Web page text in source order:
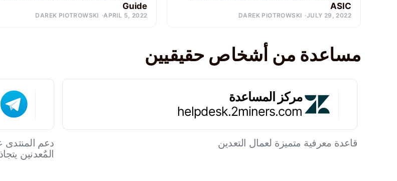
ASIC
JULY 29, 2022
DAREK PIOTROWSKI
Guide
APRIL 5, 2022
DAREK PIOTROWSKI
مساعدة من أشخاص حقيقيين
المٌعدنين
مركز المساعدة
helpdesk.2miners.com
قاعدة معرفية متميزة لعمال التعدين